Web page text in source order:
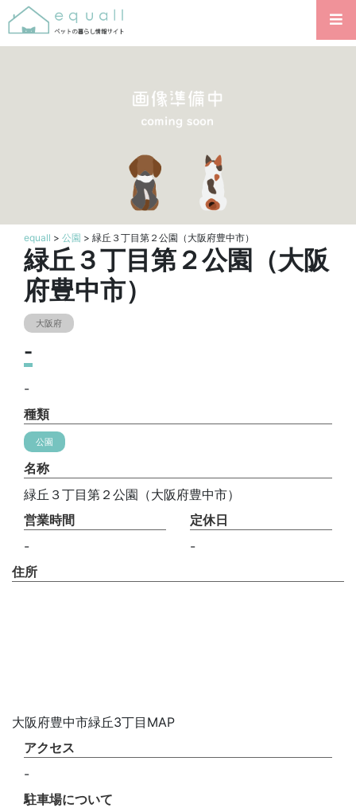
equall > 公園 > 緑丘３丁目第２公園（大阪府豊中市）
緑丘３丁目第２公園（大阪
府豊中市）
大阪府
-
-
種類
公園
名称
緑丘３丁目第２公園（大阪府豊中市）
営業時間
-
定休日
-
住所
大阪府豊中市緑丘3丁目MAP
アクセス
-
駐車場について